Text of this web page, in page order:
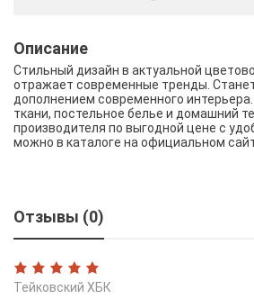
Описание
Стильный дизайн в актуальной
отражает современные тренды.
дополнением современного
ткани, постельное белье и домашний
производителя по выгодной цене с
можно в каталоге на официальном
Отзывы (0)
Тейковский ХБК